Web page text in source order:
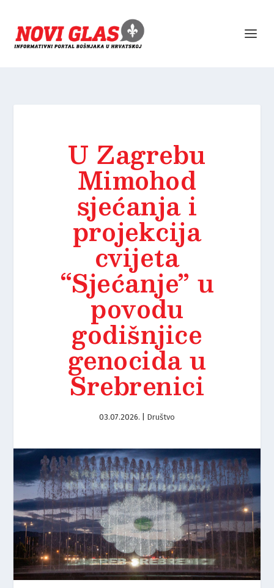
U Zagrebu
Mimohod
sjećanja i
projekcija
cvijeta
“Sjećanje” u
povodu
godišnjice
genocida u
Srebrenici
03.07.2026. Društvo